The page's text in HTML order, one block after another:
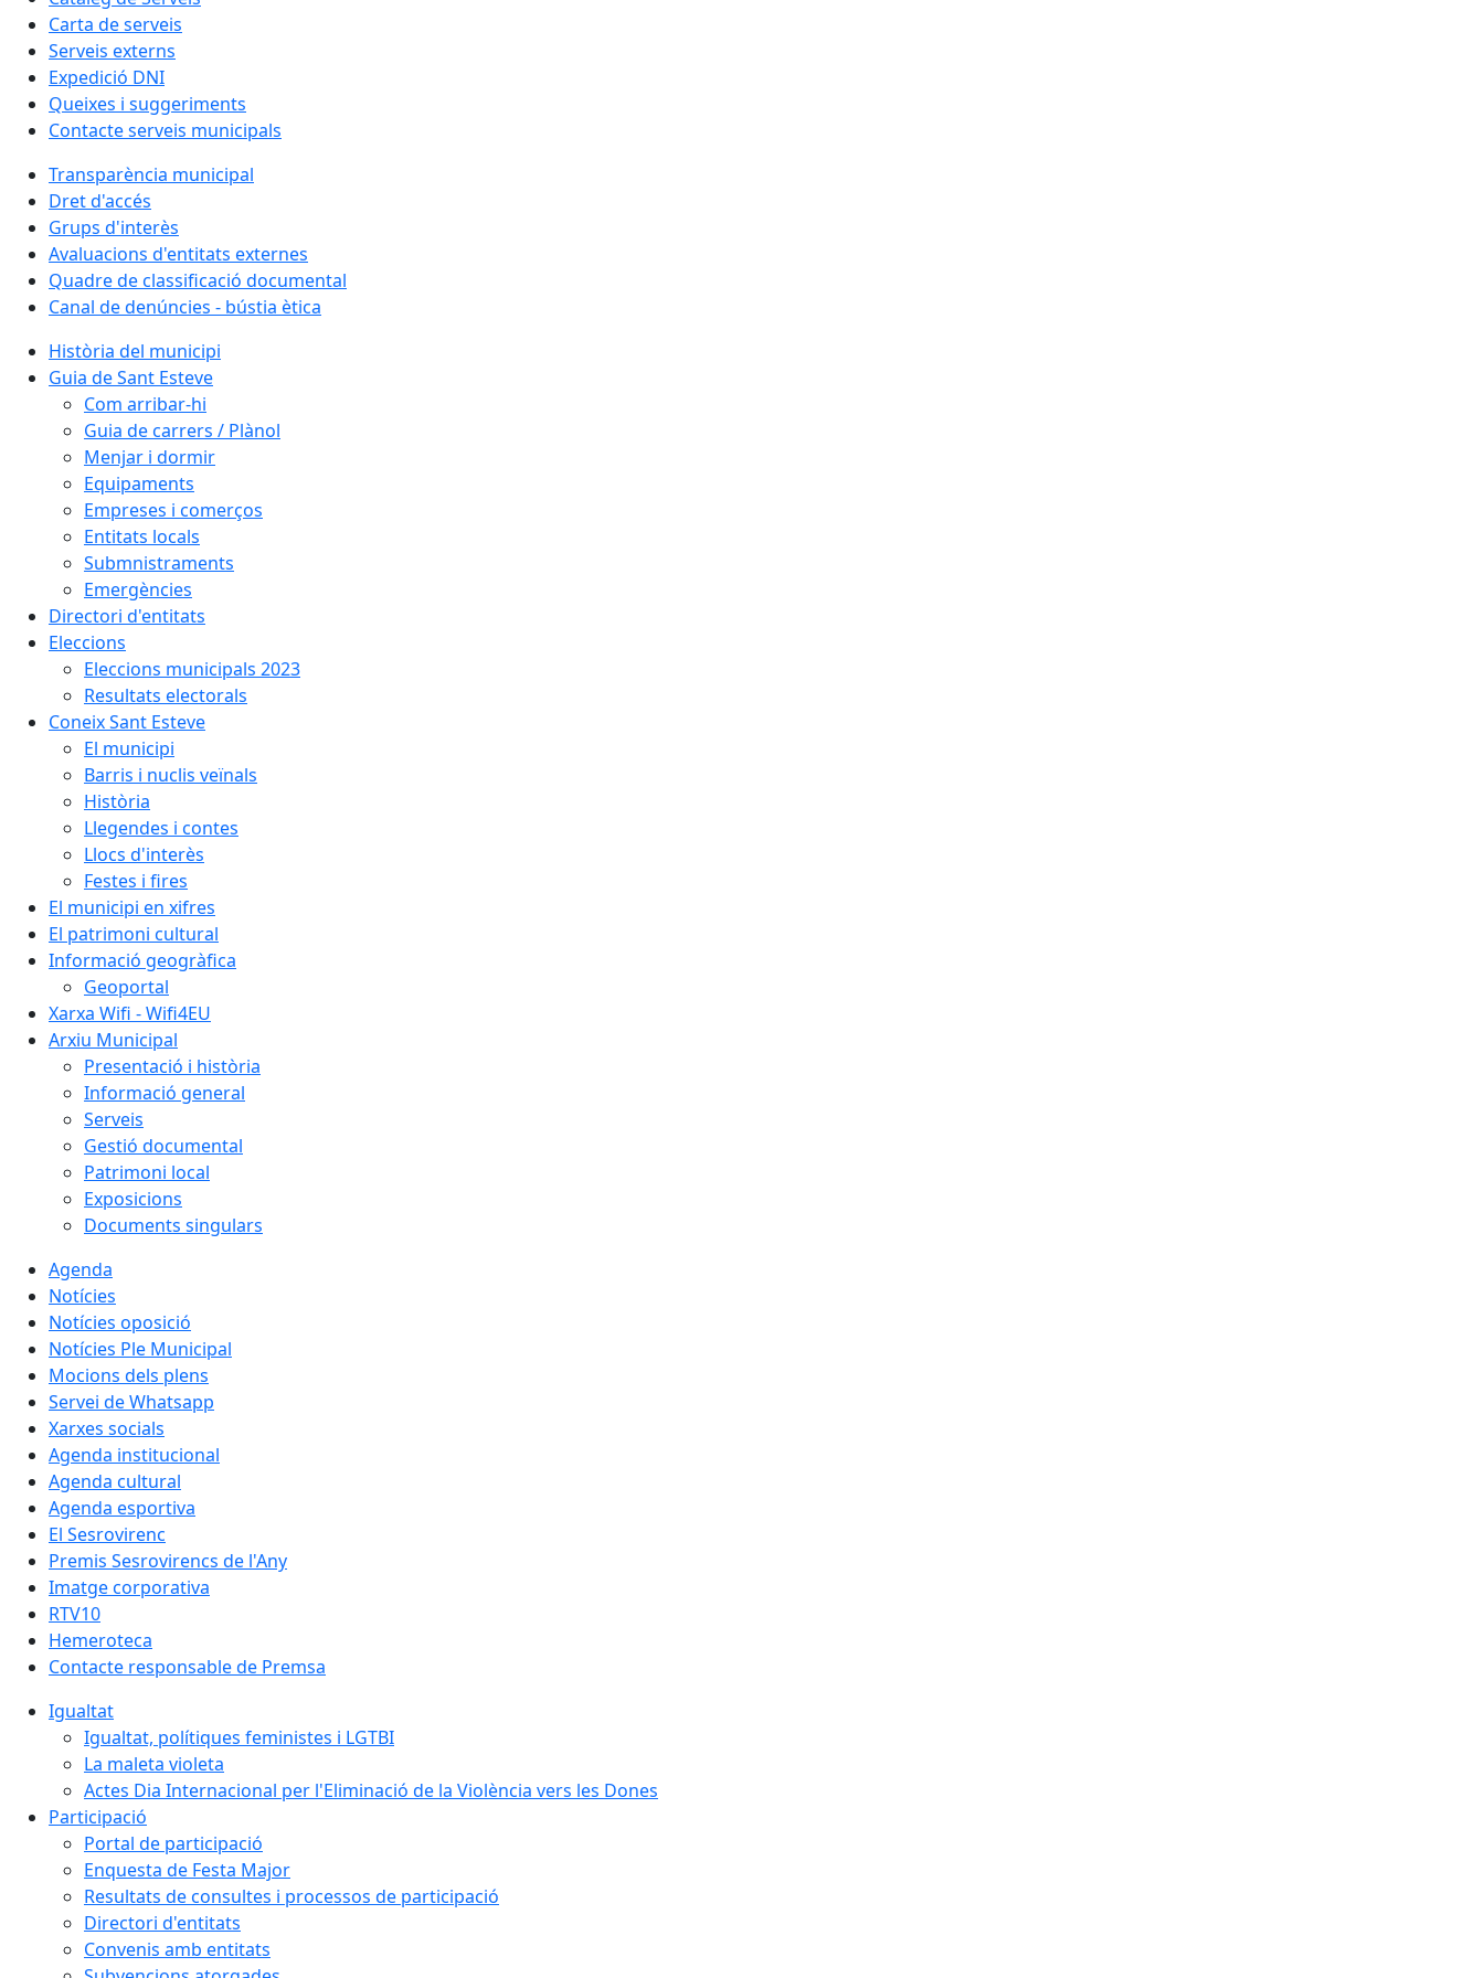
Carta de serveis
Serveis externs
Expedició DNI
Queixes i suggeriments
Contacte serveis municipals
Transparència municipal
Dret d'accés
Grups d'interès
Avaluacions d'entitats externes
Quadre de classificació documental
Canal de denúncies - bústia ètica
Història del municipi
Guia de Sant Esteve
Com arribar-hi
Guia de carrers / Plànol
Menjar i dormir
Equipaments
Empreses i comerços
Entitats locals
Submnistraments
Emergències
Directori d'entitats
Eleccions
Eleccions municipals 2023
Resultats electorals
Coneix Sant Esteve
El municipi
Barris i nuclis veïnals
Història
Llegendes i contes
Llocs d'interès
Festes i fires
El municipi en xifres
El patrimoni cultural
Informació geogràfica
Geoportal
Xarxa Wifi - Wifi4EU
Arxiu Municipal
Presentació i història
Informació general
Serveis
Gestió documental
Patrimoni local
Exposicions
Documents singulars
Agenda
Notícies
Notícies oposició
Notícies Ple Municipal
Mocions dels plens
Servei de Whatsapp
Xarxes socials
Agenda institucional
Agenda cultural
Agenda esportiva
El Sesrovirenc
Premis Sesrovirencs de l'Any
Imatge corporativa
RTV10
Hemeroteca
Contacte responsable de Premsa
Igualtat
Igualtat, polítiques feministes i LGTBI
La maleta violeta
Actes Dia Internacional per l'Eliminació de la Violència vers les Dones
Participació
Portal de participació
Enquesta de Festa Major
Resultats de consultes i processos de participació
Directori d'entitats
Convenis amb entitats